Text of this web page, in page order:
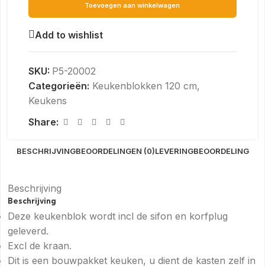
Toevoegen aan winkelwagen
Add to wishlist
SKU: P5-20002
Categorieën: Keukenblokken 120 cm,
Keukens
Share:
BESCHRIJVINGBEOORDELINGEN (0)LEVERINGBEOORDELING
Beschrijving
Beschrijving
Deze keukenblok wordt incl de sifon en korfplug
geleverd.
Excl de kraan.
Dit is een bouwpakket keuken, u dient de kasten zelf in